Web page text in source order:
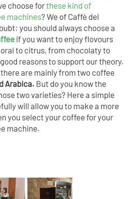
choose forthese kind of
machines? We of Caffè del
you should always choose a
if you want to enjoy flovours
to citrus, from chocolaty to
reasons to support our theory.
are mainly from two coffee
Arabica. But do you know the
two varieties? Here a simple
will allow you to make a more
you select your coffee for your
machine.